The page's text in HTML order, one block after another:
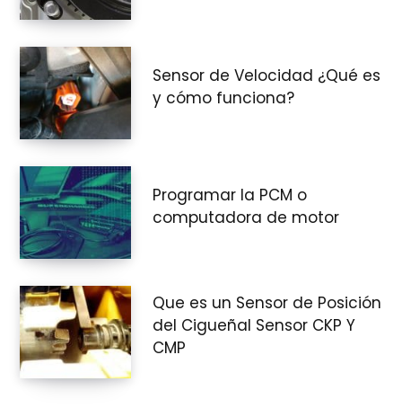
Sensor de Velocidad ¿Qué es
y cómo funciona?
Programar la PCM o
computadora de motor
Que es un Sensor de Posición
del Cigueñal Sensor CKP Y
CMP